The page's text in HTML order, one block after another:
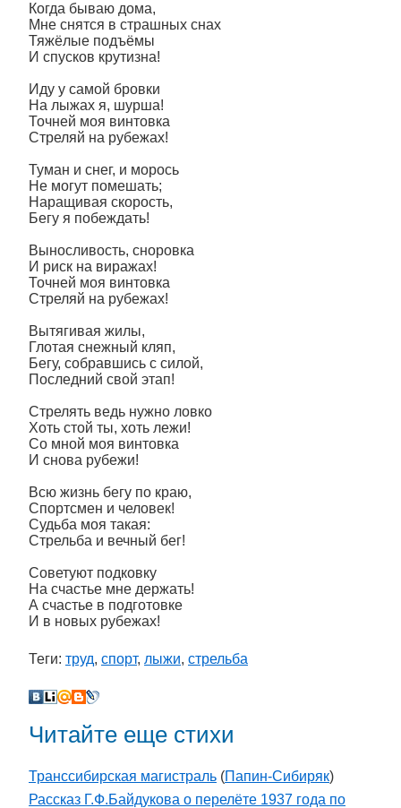
Когда бываю дома,
Мне снятся в страшных снах
Тяжёлые подъёмы
И спусков крутизна!
Иду у самой бровки
На лыжах я, шурша!
Точней моя винтовка
Стреляй на рубежах!
Туман и снег, и морось
Не могут помешать;
Наращивая скорость,
Бегу я побеждать!
Выносливость, сноровка
И риск на виражах!
Точней моя винтовка
Стреляй на рубежах!
Вытягивая жилы,
Глотая снежный кляп,
Бегу, собравшись с силой,
Последний свой этап!
Стрелять ведь нужно ловко
Хоть стой ты, хоть лежи!
Со мной моя винтовка
И снова рубежи!
Всю жизнь бегу по краю,
Спортсмен и человек!
Судьба моя такая:
Стрельба и вечный бег!
Советуют подковку
На счастье мне держать!
А счастье в подготовке
И в новых рубежах!
Теги: труд, спорт, лыжи, стрельба
Читайте еще стихи
Транссибирская магистраль (Папин-Сибиряк)
Рассказ Г.Ф.Байдукова о перелёте 1937 года по